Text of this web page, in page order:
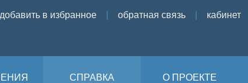
добавить в избранное обратная связь кабинет
СПРАВКА О ПРОЕКТЕ